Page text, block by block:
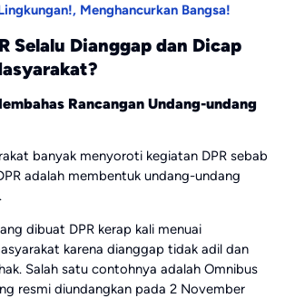
Menghancurkan Bangsa!
Selalu Dianggap dan Dicap
Rancangan Undang-undang
banyak menyoroti kegiatan DPR sebab
adalah membentuk undang-undang
dibuat DPR kerap kali menuai
karena dianggap tidak adil dan
Salah satu contohnya adalah Omnibus
resmi diundangkan pada 2 November